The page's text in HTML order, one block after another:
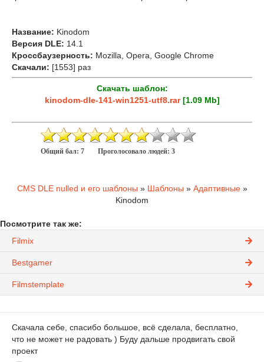
Название: Kinodom
Версия DLE: 14.1
Кроссбаузерность: Mozilla, Opera, Google Chrome
Скачали: [1553] раз
Скачать шаблон:
kinodom-dle-141-win1251-utf8.rar[1.09 Mb]
Общий бал: 7 Проголосовало людей: 3
CMS DLE nulled и его шаблоны » Шаблоны » Адаптивные»
Kinodom
Посмотрите так же:
Filmix
Bestgamer
Filmstemplate
Скачала себе, спасибо большое, всё сделала, бесплатно,
что не может не радовать ) Буду дальше продвигать свой
проект